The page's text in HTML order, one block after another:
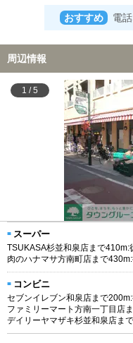
おすすめ 電
周辺情報
1 /5
スーパー
TSUKASA杉並和泉店まで410m:
肉のハナマサ方南町店まで
コンビニ
セブンイレブン和泉店まで200m:
ファミリーマート方南一丁目店
デイリーヤマザキ杉並和泉店ま